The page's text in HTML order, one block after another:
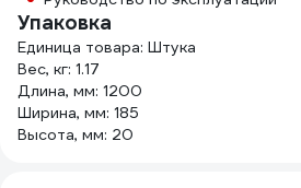
Упаковка
Единица товара: Штука
Вес, кг: 1.17
Длина, мм: 1200
Ширина, мм: 185
Высота, мм: 20